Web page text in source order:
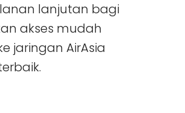
lanjutan bagi
akses mudah
jaringan AirAsia